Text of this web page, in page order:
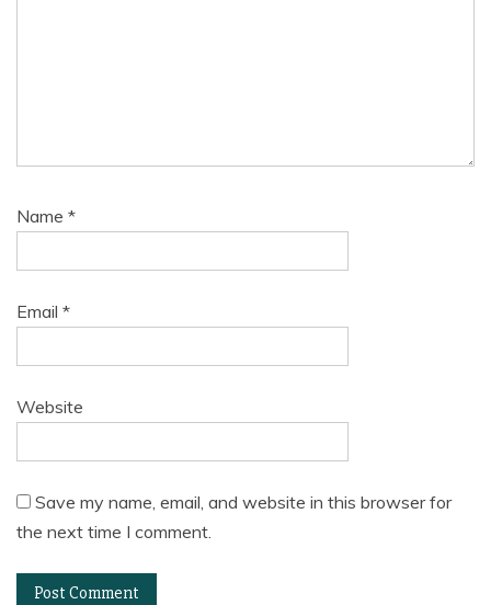
Name *
Email *
Website
Save my name, email, and website in this browser for
the next time I comment.